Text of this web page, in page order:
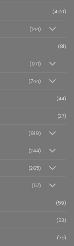
(4521)
(144)
(81)
(971)
(744)
(44)
(27)
(919)
(244)
(265)
(57)
(59)
(63)
(75)